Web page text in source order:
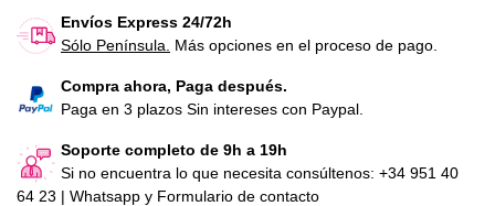
Envíos Express 24/72h
Sólo Península.
Más opciones en el proceso de pago.
Compra ahora, Paga después.
Paga en 3 plazos Sin intereses con Paypal.
Soporte completo de 9h a 19h
Si no encuentra lo que necesita consúltenos: +34 951 40
64 23 | Whatsapp y Formulario de contacto